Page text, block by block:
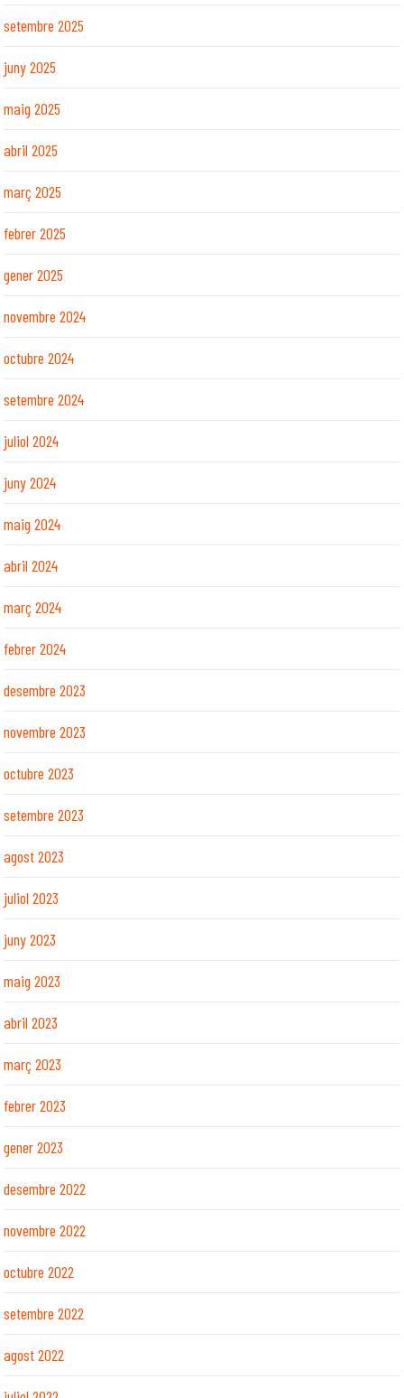
setembre 2025
juny 2025
maig 2025
abril 2025
març 2025
febrer 2025
gener 2025
novembre 2024
octubre 2024
setembre 2024
juliol 2024
juny 2024
maig 2024
abril 2024
març 2024
febrer 2024
desembre 2023
novembre 2023
octubre 2023
setembre 2023
agost 2023
juliol 2023
juny 2023
maig 2023
abril 2023
març 2023
febrer 2023
gener 2023
desembre 2022
novembre 2022
octubre 2022
setembre 2022
agost 2022